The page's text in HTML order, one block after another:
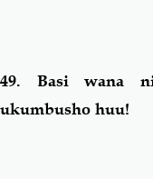
49. Basi wana
ukumbusho huu!